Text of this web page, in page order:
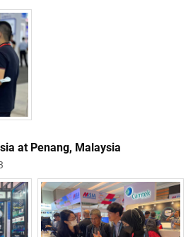
at Penang, Malaysia